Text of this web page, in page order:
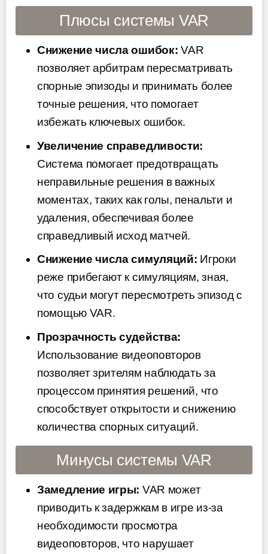
Плюсы системы VAR
Снижение числа ошибок: VAR
позволяет арбитрам пересматривать
спорные эпизоды и принимать более
точные решения, что помогает
избежать ключевых ошибок.
Увеличение справедливости:
Система помогает предотвращать
неправильные решения в важных
моментах, таких как голы, пенальти и
удаления, обеспечивая более
справедливый исход матчей.
Снижение числа симуляций: Игроки
реже прибегают к симуляциям, зная,
что судьи могут пересмотреть эпизод с
помощью VAR.
Прозрачность судейства:
Использование видеоповторов
позволяет зрителям наблюдать за
процессом принятия решений, что
способствует открытости и снижению
количества спорных ситуаций.
Минусы системы VAR
Замедление игры: VAR может
приводить к задержкам в игре из-за
необходимости просмотра
видеоповторов, что нарушает